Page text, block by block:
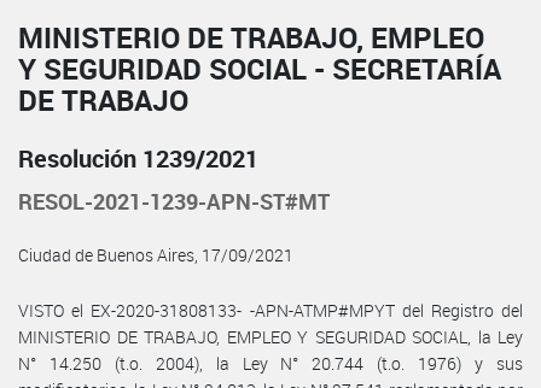
MINISTERIO DE TRABAJO, EMPLEO
Y SEGURIDAD SOCIAL - SECRETARÍA
DE TRABAJO
Resolución 1239/2021
RESOL-2021-1239-APN-ST#MT
Ciudad de Buenos Aires, 17/09/2021
VISTO el EX-2020-31808133- -APN-ATMP#MPYT del Registro del
MINISTERIO DE TRABAJO, EMPLEO Y SEGURIDAD SOCIAL, la Ley
N° 14.250 (t.o. 2004), la Ley N° 20.744 (t.o. 1976) y sus